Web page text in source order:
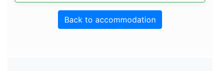
Back to accommodation